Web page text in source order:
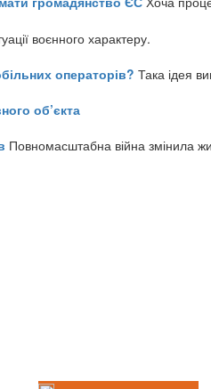
воєнного характеру.
операторів? Така ідея
об’єкта
Повномасштабна війна змінила